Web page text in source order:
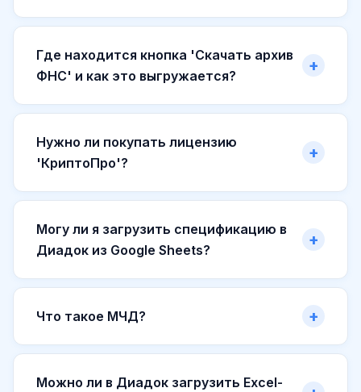
Где находится кнопка 'Скачать архив
ФНС' и как это выгружается?
Нужно ли покупать лицензию
'КриптоПро'?
Могу ли я загрузить спецификацию в
Диадок из Google Sheets?
Что такое МЧД?
Можно ли в Диадок загрузить Excel-